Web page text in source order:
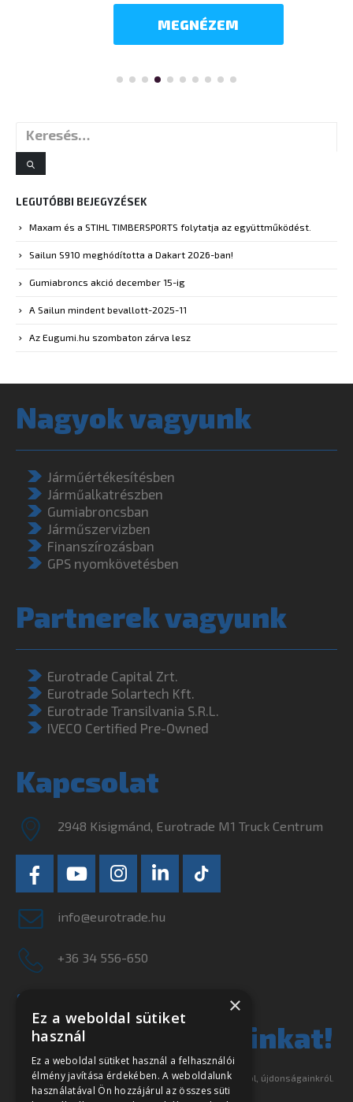
Maxam és a STIHL TIMBERSPORTS folytatja az együttműködést.
Sailun S910 meghódította a Dakart 2026-ban!
Gumiabroncs akció december 15-ig
Nagyok vagyunk
Járműértékesítésben
Járműalkatrészben
Gumiabroncsban
Járműszervizben
Finanszírozásban
GPS nyomkövetésben
Partnerek vagyunk
Eurotrade Capital Zrt.
Eurotrade Solartech Kft.
Eurotrade Transilvania S.R.L.
IVECO Certified Pre-Owned
Kapcsolat
2948 Kisigmánd, Eurotrade M1 Truck Centrum
info@eurotrade.hu
+36 34 556-650
Ne szalassza el
legjobb ajánlatainkat!
Iratkozzon fel hírlevelünkre és tájékoztatjuk akcióinkról, újdonságainkról.
×
Ez a weboldal sütiket
használ
Ez a weboldal sütiket használ a felhasználói
élmény javítása érdekében. A weboldalunk
használatával Ön hozzájárul az összes süti